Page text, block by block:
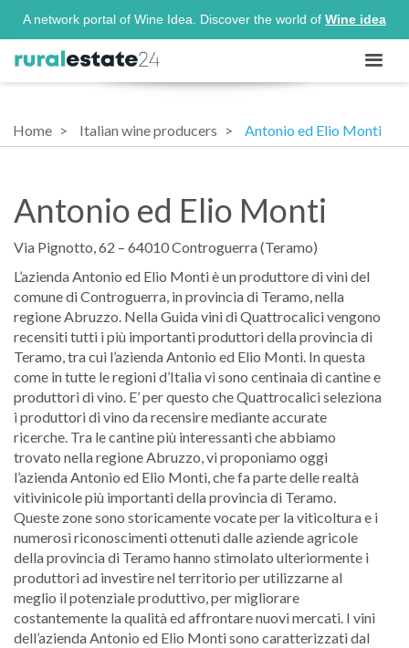
A network portal of Wine Idea. Discover the world of Wine idea
Home Italian wine producers Antonio ed Elio Monti
Antonio ed Elio Monti
Via Pignotto, 62 – 64010 Controguerra (Teramo)
L’azienda Antonio ed Elio Monti è un produttore di vini del
comune di Controguerra, in provincia di Teramo, nella
regione Abruzzo. Nella Guida vini di Quattrocalici vengono
recensiti tutti i più importanti produttori della provincia di
Teramo, tra cui l’azienda Antonio ed Elio Monti. In questa
come in tutte le regioni d’Italia vi sono centinaia di cantine e
produttori di vino. E’ per questo che Quattrocalici seleziona
i produttori di vino da recensire mediante accurate
ricerche. Tra le cantine più interessanti che abbiamo
trovato nella regione Abruzzo, vi proponiamo oggi
l’azienda Antonio ed Elio Monti, che fa parte delle realtà
vitivinicole più importanti della provincia di Teramo.
Queste zone sono storicamente vocate per la viticoltura e i
numerosi riconoscimenti ottenuti dalle aziende agricole
della provincia di Teramo hanno stimolato ulteriormente i
produttori ad investire nel territorio per utilizzarne al
meglio il potenziale produttivo, per migliorare
costantemente la qualità ed affrontare nuovi mercati. I vini
dell’azienda Antonio ed Elio Monti sono caratterizzati dal